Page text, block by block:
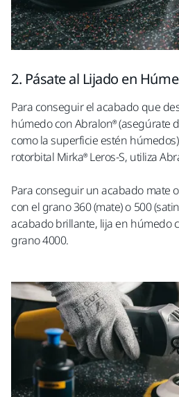
2. Pásate al Lijado en
Para conseguir el acabado que
húmedo con Abralon®(asegúrate
como lasuperficie estén húmedos)
rotorbital Mirka®Leros-S, utiliza
Para conseguir un acabado mate
con el grano 360 (mate) o 500
acabado brillante, lija en húmedo
grano 4000.